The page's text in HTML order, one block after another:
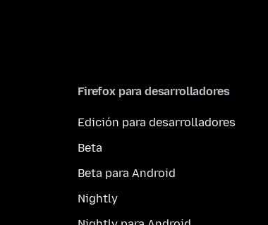
Firefox para desarrolladores
Edición para desarrolladores
Beta
Beta para Android
Nightly